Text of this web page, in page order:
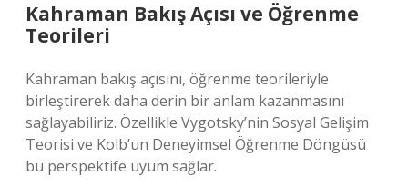
Kahraman Bakış Açısı ve Öğrenme
Teorileri
Kahraman bakış açısını, öğrenme teorileriyle
birleştirerek daha derin bir anlam kazanmasını
sağlayabiliriz. Özellikle Vygotsky’nin Sosyal Gelişim
Teorisi ve Kolb’un Deneyimsel Öğrenme Döngüsü
bu perspektife uyum sağlar.